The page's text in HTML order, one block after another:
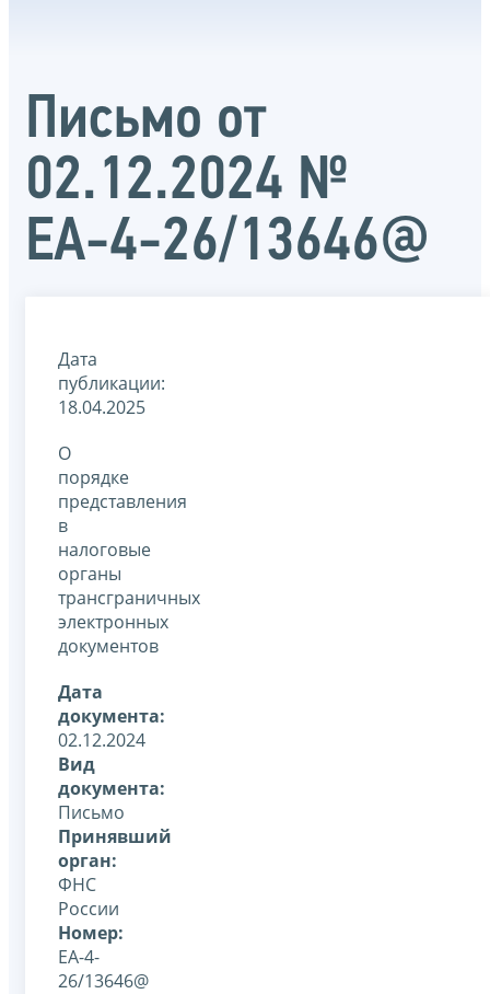
Письмо от
02.12.2024 №
ЕА-4-26/13646@
Дата
публикации:
18.04.2025
О
порядке
представления
в
налоговые
органы
трансграничных
электронных
документов
Дата
документа:
02.12.2024
Вид
документа:
Письмо
Принявший
орган:
ФНС
России
Номер:
ЕА-4-
26/13646@